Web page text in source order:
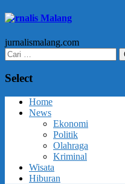
Jurnalis Malang
jurnalismalang.com
Cari
untuk:
Select
Home
News
Ekonomi
Politik
Olahraga
Kriminal
Wisata
Hiburan